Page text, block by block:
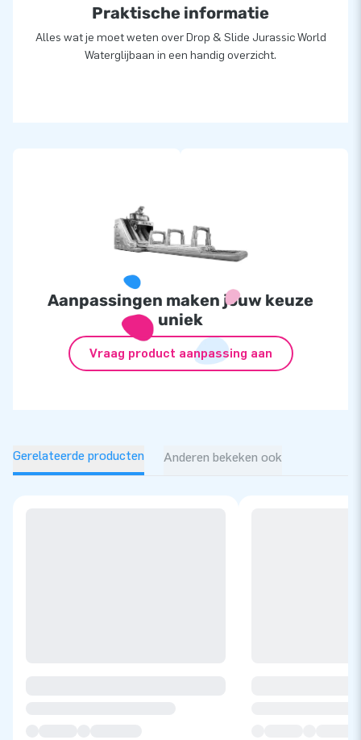
Praktische informatie
Alles wat je moet weten over Drop & Slide Jurassic World
Waterglijbaan in een handig overzicht.
Aanpassingen maken jouw keuze
uniek
Vraag product aanpassing aan
Gerelateerde producten Anderen bekeken ook